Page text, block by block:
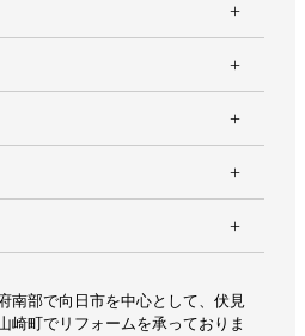
南部で向日市を中心として、伏見
崎町でリフォームを承っておりま